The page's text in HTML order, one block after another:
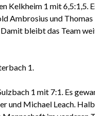
Kelkheim 1 mit 6,5:1,5.
Ambrosius und Thomas
bleibt das Team
1.
1 mit 7:1. Es
und Michael Leach.